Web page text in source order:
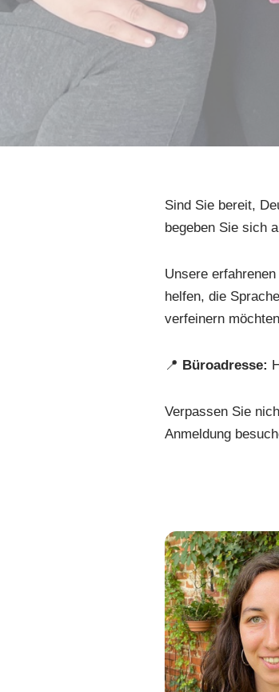
Sind Sie bereit,
begeben Sie sich
Unsere
helfen, die
verfeinern
📍 Büroadresse:
Verpassen Sie
Anmeldung